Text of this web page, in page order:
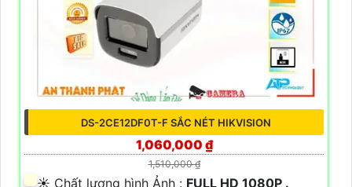
DS-2CE12DF0T-F SẮC NÉT HIKVISION
1,060,000 ₫
1,510,000 ₫
☀️ Chất lượng hình Ảnh : FULL HD 1080P .